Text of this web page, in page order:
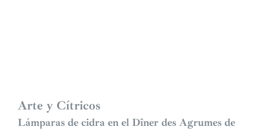
Arte y Cítricos
Lámparas de cidra en el Dîner des Agrumes de